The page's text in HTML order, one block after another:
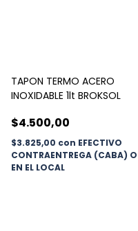
TAPON TERMO ACERO
INOXIDABLE 1lt BROKSOL
$4.500,00
$3.825,00 con EFECTIVO
CONTRAENTREGA (CABA) O
EN EL LOCAL